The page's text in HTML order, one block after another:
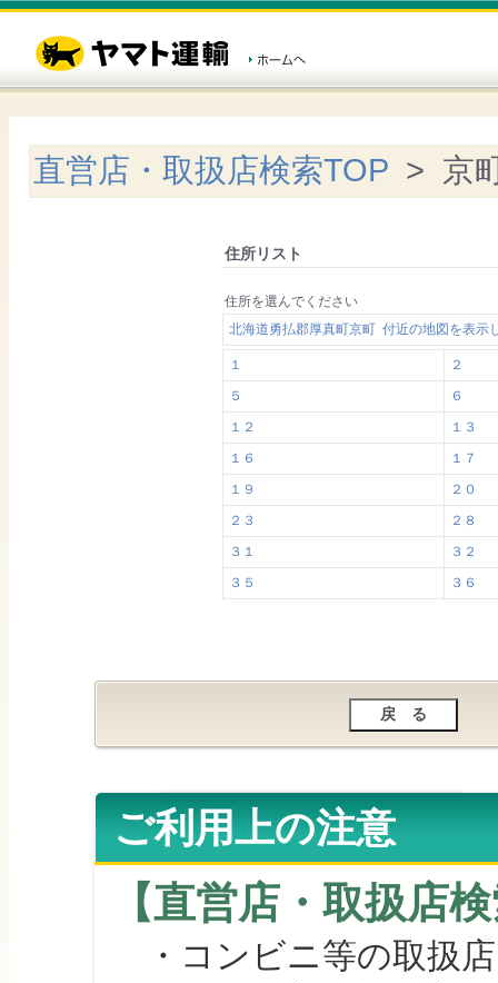
直営店・取扱店検索TOP > 京
住所リスト
住所を選んでください
北海道勇払郡厚真町京町 付近の地図を表示
１
２
５
６
１２
１３
１６
１７
１９
２０
２３
２８
３１
３２
３５
３６
ご利用上の注意
【直営店・取扱店
・コンビニ等の取扱